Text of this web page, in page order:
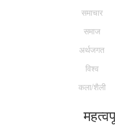
समाचार
समाज
अर्थजगत
विश्व
कला/शैली